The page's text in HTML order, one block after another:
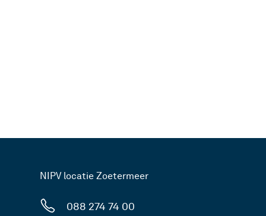
NIPV locatie Zoetermeer
088 274 74 00